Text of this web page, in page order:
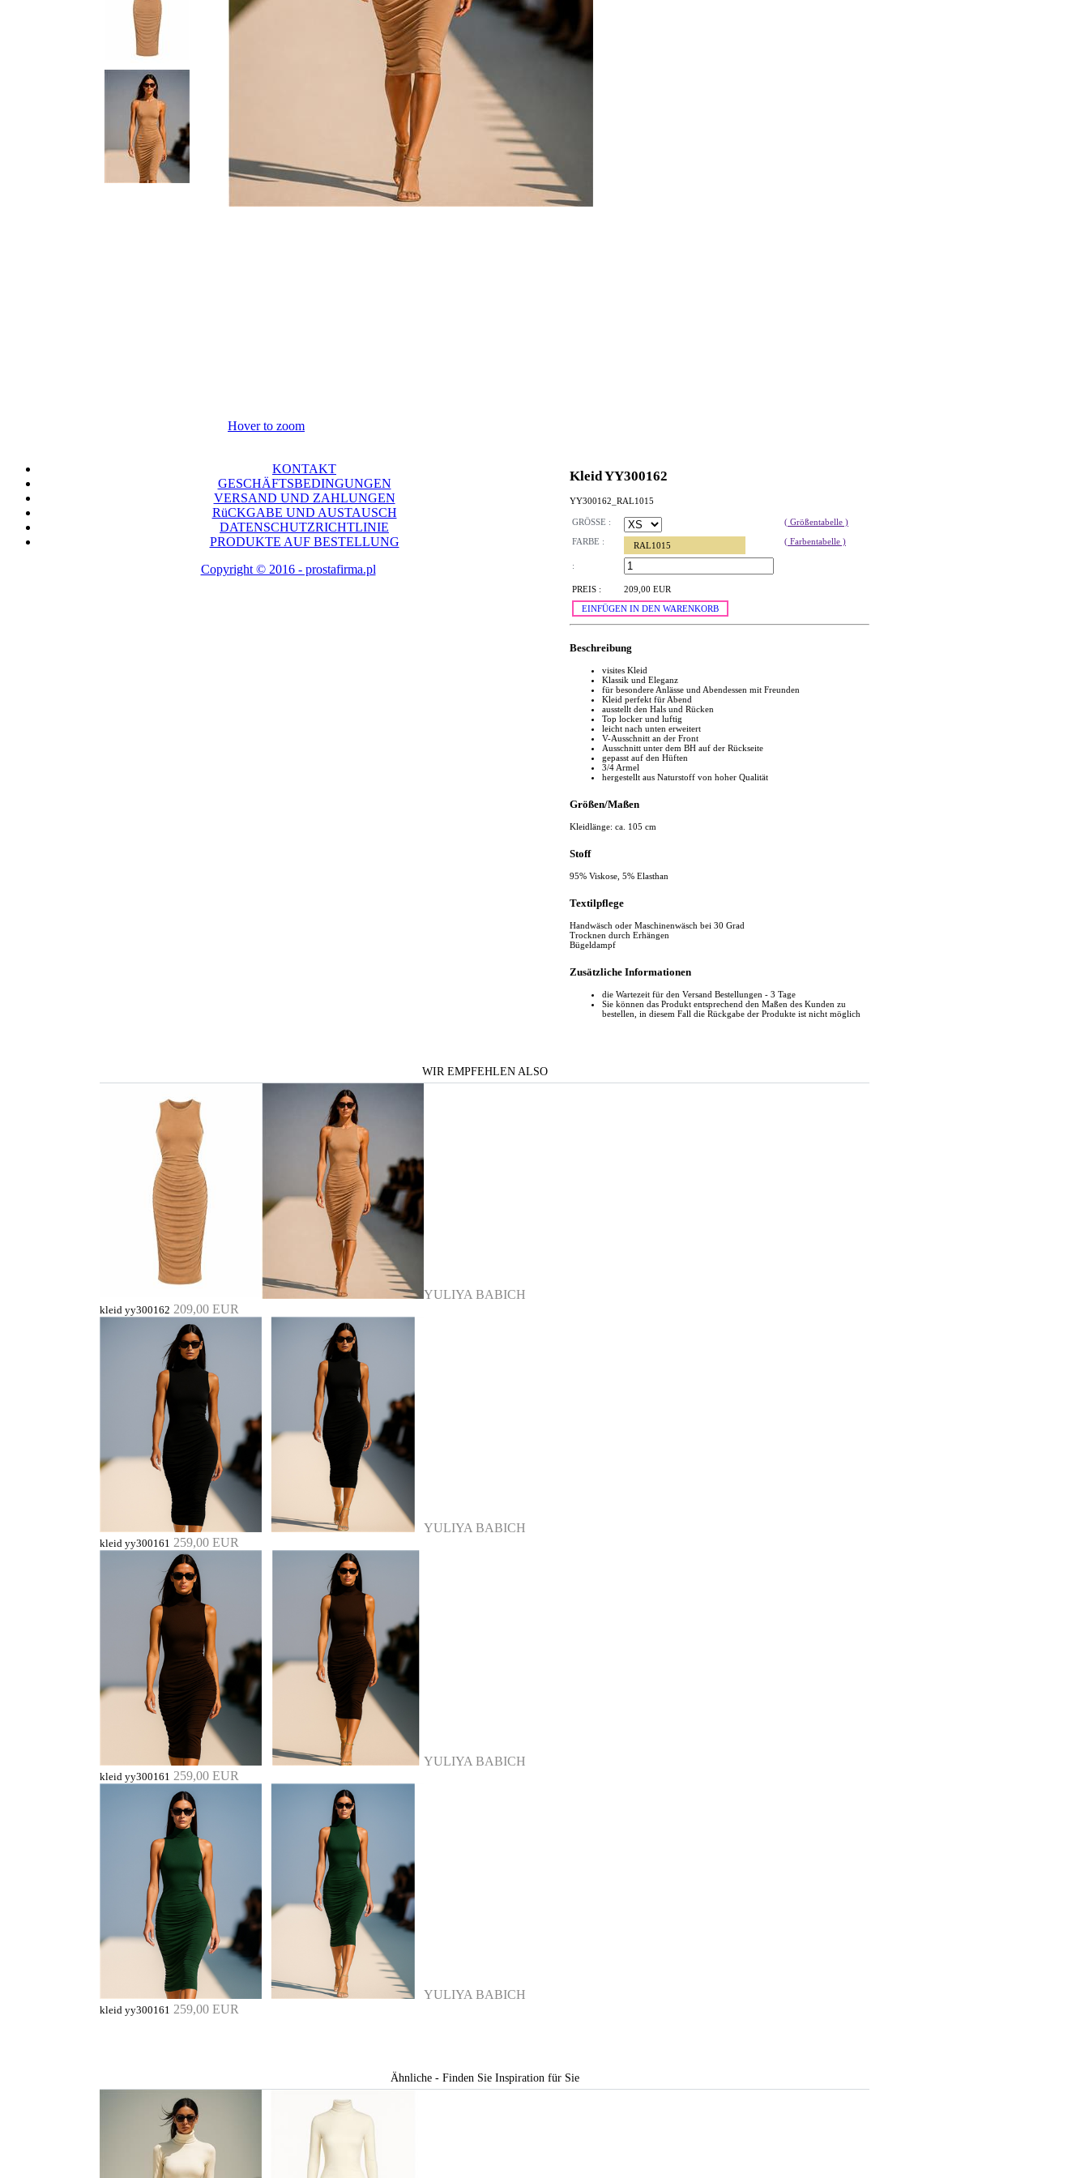
Hover to zoom
Kleid YY300162
YY300162_RAL1015
GRÖSSE :
( Größentabelle )
FARBE :
RAL1015 ( Farbentabelle )
:
PREIS :
209,00 EUR
EINFÜGEN IN DEN WARENKORB
Beschreibung
visites Kleid
Klassik und Eleganz
für besondere Anlässe und Abendessen mit Freunden
Kleid perfekt für Abend
ausstellt den Hals und Rücken
Top locker und luftig
leicht nach unten erweitert
V-Ausschnitt an der Front
Ausschnitt unter dem BH auf der Rückseite
gepasst auf den Hüften
3/4 Armel
hergestellt aus Naturstoff von hoher Qualität
Größen/Maßen
Kleidlänge: ca. 105 cm
Stoff
95% Viskose, 5% Elasthan
Textilpflege
Handwäsch oder Maschinenwäsch bei 30 Grad
Trocknen durch Erhängen
Bügeldampf
Zusätzliche Informationen
die Wartezeit für den Versand Bestellungen - 3 Tage
Sie können das Produkt entsprechend den Maßen des Kunden zu
bestellen, in diesem Fall die Rückgabe der Produkte ist nicht möglich
WIR EMPFEHLEN ALSO
YULIYA BABICH
kleid yy300162 209,00 EUR
YULIYA BABICH
kleid yy300161 259,00 EUR
YULIYA BABICH
kleid yy300161 259,00 EUR
YULIYA BABICH
kleid yy300161 259,00 EUR
Ähnliche - Finden Sie Inspiration für Sie
KONTAKT
GESCHÄFTSBEDINGUNGEN
VERSAND UND ZAHLUNGEN
RüCKGABE UND AUSTAUSCH
DATENSCHUTZRICHTLINIE
PRODUKTE AUF BESTELLUNG
Copyright © 2016 - prostafirma.pl